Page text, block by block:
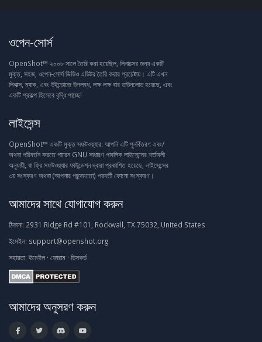
ওপেন-সোর্স
OpenShot™ ২০০৮ সালে তৈরি করা হয়েছিল, লিনাক্সের জন্য একটি
মুক্ত, সহজ, ওপেন-সোর্স ভিডিও এডিটর তৈরি করার প্রচেষ্টায়। এটি এখন
লিনাক্স, ম্যাক, এবং উইন্ডোজে উপলব্ধ, লক্ষ লক্ষ বার ডাউনলোড হয়েছে, এবং
একটি প্রকল্প হিসেবে বৃদ্ধি পাচ্ছে!
লাইসেন্স
OpenShot™ একটি মুক্ত সফটওয়্যার: আপনি এটি পুনর্বিতরণ এবং/
অথবা পরিবর্তন করতে পারেন GNU সাধারণ পাবলিক লাইসেন্সের শর্তাবলী
অনুযায়ী, যা ফ্রি সফটওয়্যার ফাউন্ডেশন দ্বারা প্রকাশিত হয়েছে, লাইসেন্সের
৩য় সংস্করণ অথবা (আপনার পছন্দমতো) পরবর্তী কোনো সংস্করণ।
আমাদের সাথে যোগাযোগ করুন
ঠিকানা: 2931 Ridge Rd #101, Rockwall, TX 75032, United States
ইমেইল: support@openshot.org
সহায়তা: ইমেইল · ফোরাম · ডিসকর্ড
আমাদের অনুসরণ করুন